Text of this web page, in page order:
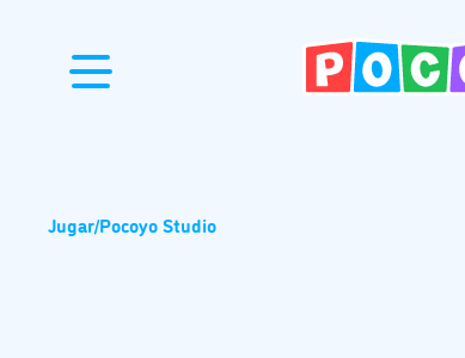
Jugar/Pocoyo Studio